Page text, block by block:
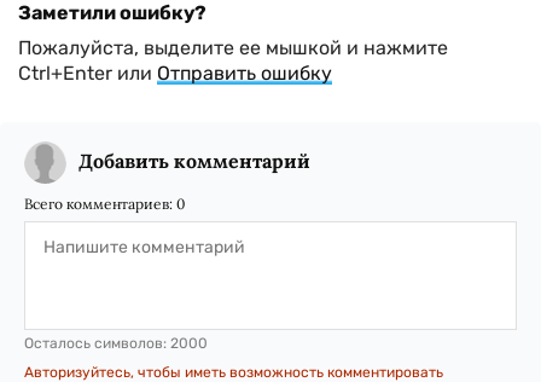
Заметили ошибку?
Пожалуйста, выделите ее мышкой и нажмите
Ctrl+Enter или Отправить ошибку
Добавить комментарий
Всего комментариев: 0
Осталось символов: 2000
Авторизуйтесь, чтобы иметь возможность комментировать